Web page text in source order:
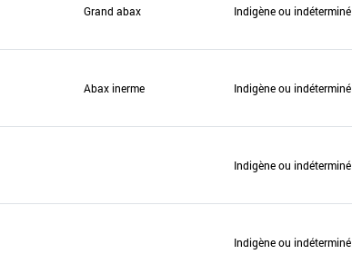
Grand abax Indigène ou indéterminé
Abax inerme Indigène ou indéterminé
Indigène ou indéterminé
Indigène ou indéterminé